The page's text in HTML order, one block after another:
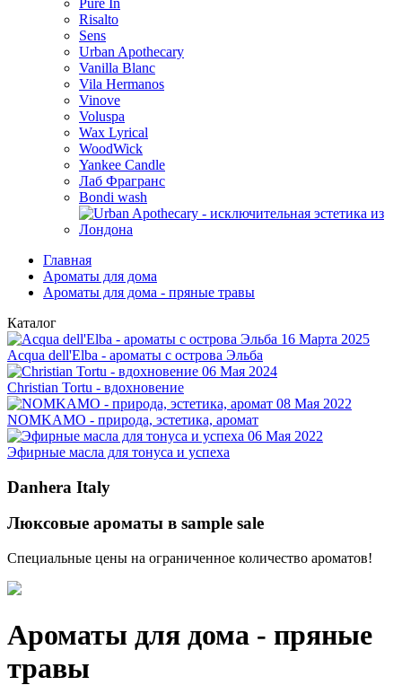
Pure In
Risalto
Sens
Urban Apothecary
Vanilla Blanc
Vila Hermanos
Vinove
Voluspa
Wax Lyrical
WoodWick
Yankee Candle
Лаб Фрагранс
Bondi wash
Главная
Ароматы для дома
Ароматы для дома - пряные травы
Каталог
16 Марта 2025
Acqua dell'Elba - ароматы с острова Эльба
06 Мая 2024
Christian Tortu - вдохновение
08 Мая 2022
NOMKAMO - природа, эстетика, аромат
06 Мая 2022
Эфирные масла для тонуса и успеха
Danhera Italy
Люксовые ароматы в sample sale
Специальные цены на ограниченное количество ароматов!
Ароматы для дома - пряные
травы